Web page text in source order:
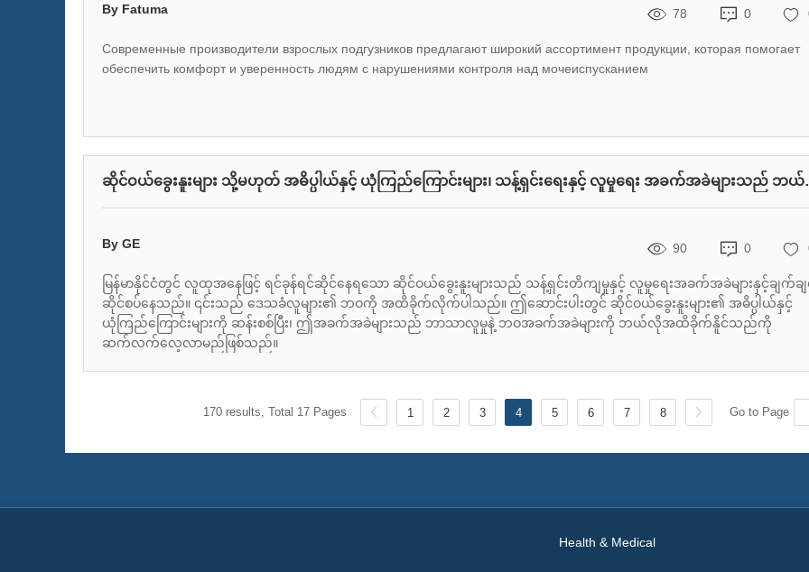
By Fatuma 78 0
Современные производители взрослых подгузников предлагают широкий ассортимент продукции, которая помогает
обеспечить комфорт и уверенность людям с нарушениями контроля над мочеиспусканием
ဆိုင်ဝယ်ခွေးနူးများ
By GE 90 0
မြန်မာနိုင်ငံတွင် လူထုအနေဖြင့် ရင်ခုန်ရင်ဆိုင်နေရသော ဆိုင်ဝယ်ခွေးနူးများသည် သန့်ရှင်းတိကျမှုနှင့် လူမှုရေးအခက်အခဲများနှင့်ချက်ချ
ဆိုင်စပ်နေသည်။ ၎င်းသည် ဒေသခံလူများ၏ ဘဝကို အထိခိုက်လိုက်ပါသည်။ ဤဆောင်းပါးတွင် ဆိုင်ဝယ်ခွေးနူးများ၏ အဓိပ္ပါယ်နှင့်
ယုံကြည်ကြောင်းများကို ဆန်းစစ်ပြီး၊ ဤအခက်အခဲများသည် ဘာသာလူမှုနဲ့ ဘဝအခက်အခဲများကို ဘယ်လိုအထိခိုက်နိူင်သည်ကို
ဆက်လက်လေ့လာမည်ဖြစ်သည်။
170 results, Total 17 Pages 1 2 3 4 5 6 7 8 Go to Page
Health & Medical